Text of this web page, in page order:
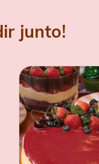
junto!